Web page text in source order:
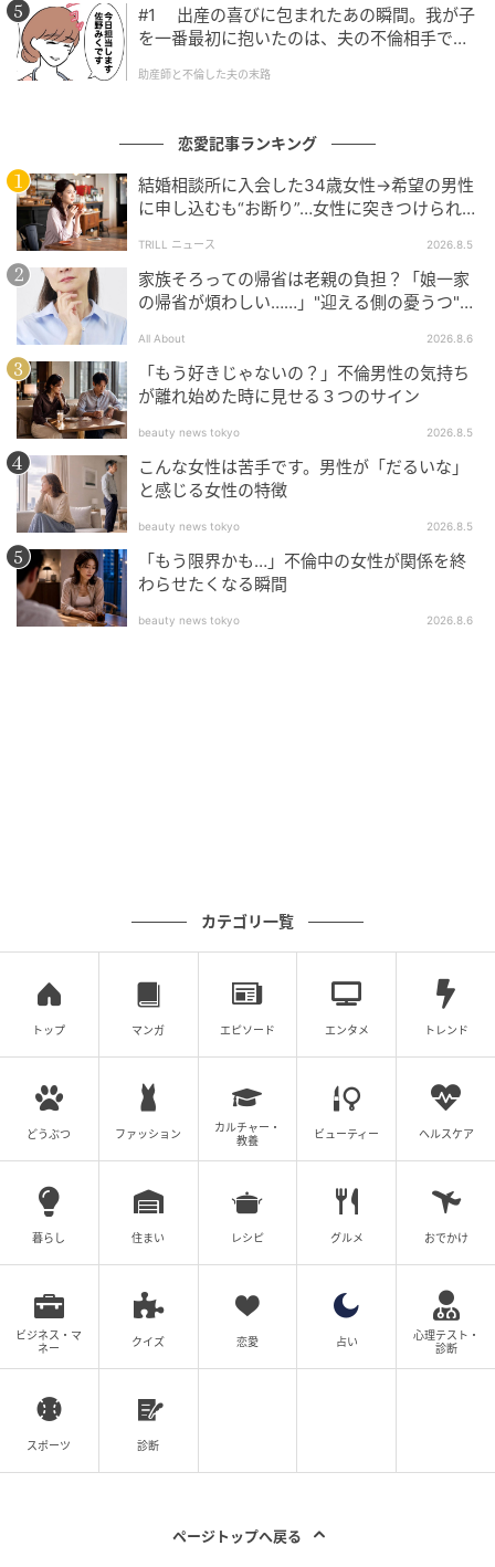
取りました。
出典：select.mamastar.jp
私は母のことが大好きです。でも私の内向的な性格の
せいで、心配をたくさんかけているんだろうと思いま
す。だから母から言われたことは親孝行だと思って、
何も考えずに従っていました。昔から兄の行事にはよ
く連れて行かれていたし、別にそれと同じこと。姪っ
子の発表会も、兄家族との食事も外出も、私にとって
＜イケメン夫は戦力外！？＞頑張って自分磨
きしてるのに！妻の反応は⇒「今忙しいの」
【まんが】
の記事をもっとみる
#1 出産の喜びに包まれたあの瞬間。我が子
を一番最初に抱いたのは、夫の不倫相手でし
助産師と不倫した夫の末路
恋愛記事ランキング
結婚相談所に入会した34歳女性→希望の男性
に申し込むも“お断り”…女性に突きつけられた
TRILL ニュース 2026.8.5
家族そろっての帰省は老親の負担？「娘一家
の帰省が煩わしい……」"迎える側の憂うつ"の
All About 2026.8.6
「もう好きじゃないの？」不倫男性の気持ち
が離れ始めた時に見せる３つのサイン
beauty news tokyo 2026.8.5
こんな女性は苦手です。男性が「だるいな」
と感じる女性の特徴
beauty news tokyo 2026.8.5
「もう限界かも…」不倫中の女性が関係を終
わらせたくなる瞬間
beauty news tokyo 2026.8.6
カテゴリ一覧
トップ マンガ エピソード エンタメ トレンド
どうぶつ ファッション
カルチャー・
教養
ビューティー ヘルスケア
暮らし 住まい レシピ グルメ おでかけ
ビジネス・マ
ネー
クイズ 恋愛 占い
心理テスト・
診断
スポーツ 診断
ページトップへ戻る